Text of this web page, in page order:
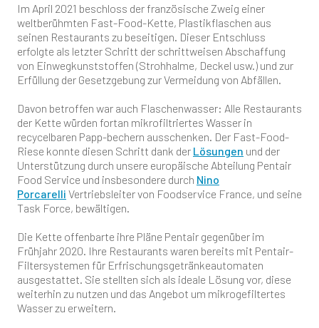
Im April 2021 beschloss der französische Zweig einer
weltberühmten Fast-Food-Kette, Plastikflaschen aus
seinen Restaurants zu beseitigen. Dieser Entschluss
erfolgte als letzter Schritt der schrittweisen Abschaffung
von Einwegkunststoffen (Strohhalme, Deckel usw.) und zur
Erfüllung der Gesetzgebung zur Vermeidung von Abfällen.
Davon betroffen war auch Flaschenwasser: Alle Restaurants
der Kette würden fortan mikrofiltriertes Wasser in
recycelbaren Papp-bechern ausschenken. Der Fast-Food-
Riese konnte diesen Schritt dank der Lösungen und der
Unterstützung durch unsere europäische Abteilung Pentair
Food Service und insbesondere durch Nino
Porcarelli Vertriebsleiter von Foodservice France, und seine
Task Force, bewältigen.
Die Kette offenbarte ihre Pläne Pentair gegenüber im
Frühjahr 2020. Ihre Restaurants waren bereits mit Pentair-
Filtersystemen für Erfrischungsgetränkeautomaten
ausgestattet. Sie stellten sich als ideale Lösung vor, diese
weiterhin zu nutzen und das Angebot um mikrogefiltertes
Wasser zu erweitern.